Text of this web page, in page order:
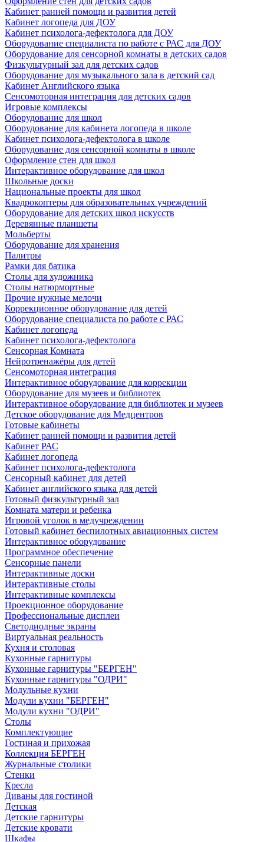
Кабинет ранней помощи и развития детей
Кабинет логопеда для ДОУ
Кабинет психолога-дефектолога для ДОУ
Оборудование специалиста по работе с РАС для ДОУ
Оборудование для сенсорной комнаты в детских садов
Физкультурный зал для детских садов
Оборудование для музыкального зала в детский сад
Кабинет Английского языка
Сенсомоторная интеграция для детских садов
Игровые комплексы
Оборудование для школ
Оборудование для кабинета логопеда в школе
Кабинет психолога-дефектолога в школе
Оборудование для сенсорной комнаты в школе
Оформление стен для школ
Интерактивное оборудование для школ
Школьные доски
Национальные проекты для школ
Квадрокоптеры для образовательных учреждений
Оборудование для детских школ искусств
Деревянные планшеты
Мольберты
Оборудование для хранения
Палитры
Рамки для батика
Столы для художника
Столы натюрмортные
Прочие нужные мелочи
Коррекционное оборудование для детей
Оборудование специалиста по работе с РАС
Кабинет логопеда
Кабинет психолога-дефектолога
Сенсорная Комната
Нейротренажёры для детей
Сенсомоторная интеграция
Интерактивное оборудование для коррекции
Оборудование для музеев и библиотек
Интерактивное оборудование для библиотек и музеев
Детское оборудование для Медцентров
Готовые кабинеты
Кабинет ранней помощи и развития детей
Кабинет РАС
Кабинет логопеда
Кабинет психолога-дефектолога
Сенсорный кабинет для детей
Кабинет английского языка для детей
Готовый физкультурный зал
Комната матери и ребенка
Игровой уголок в медучреждении
Готовый кабинет беспилотных авиационных систем
Интерактивное оборудование
Программное обеспечение
Сенсорные панели
Интерактивные доски
Интерактивные столы
Интерактивные комплексы
Проекционное оборудование
Профессиональные дисплеи
Светодиодные экраны
Виртуальная реальность
Кухня и столовая
Кухонные гарнитуры
Кухонные гарнитуры "БЕРГЕН"
Кухонные гарнитуры "ОДРИ"
Модульные кухни
Модули кухни "БЕРГЕН"
Модули кухни "ОДРИ"
Столы
Комплектующие
Гостиная и прихожая
Коллекция БЕРГЕН
Журнальные столики
Стенки
Кресла
Диваны для гостиной
Детская
Детские гарнитуры
Детские кровати
Шкафы